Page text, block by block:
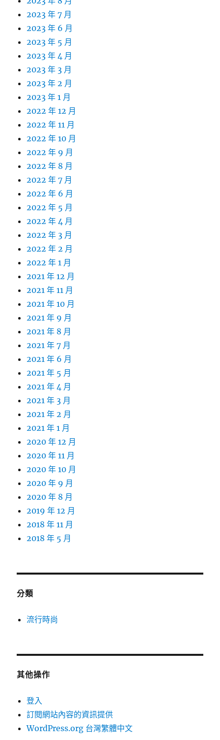
2023 年 7 月
2023 年 6 月
2023 年 5 月
2023 年 4 月
2023 年 3 月
2023 年 2 月
2023 年 1 月
2022 年 12 月
2022 年 11 月
2022 年 10 月
2022 年 9 月
2022 年 8 月
2022 年 7 月
2022 年 6 月
2022 年 5 月
2022 年 4 月
2022 年 3 月
2022 年 2 月
2022 年 1 月
2021 年 12 月
2021 年 11 月
2021 年 10 月
2021 年 9 月
2021 年 8 月
2021 年 7 月
2021 年 6 月
2021 年 5 月
2021 年 4 月
2021 年 3 月
2021 年 2 月
2021 年 1 月
2020 年 12 月
2020 年 11 月
2020 年 10 月
2020 年 9 月
2020 年 8 月
2019 年 12 月
2018 年 11 月
2018 年 5 月
分類
流行時尚
其他操作
登入
訂閱網站內容的資訊提供
WordPress.org 台灣繁體中文